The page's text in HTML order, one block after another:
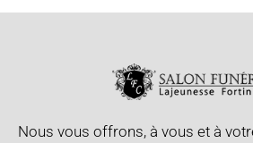
Nous vous offrons, à vous et à